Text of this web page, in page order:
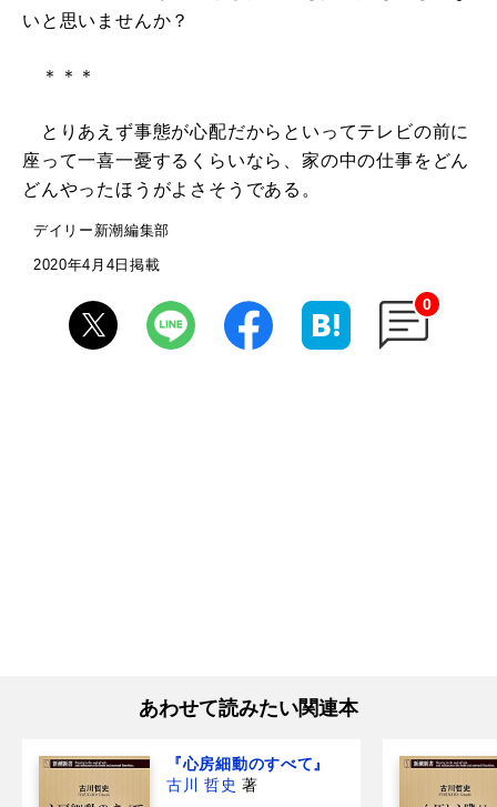
いと思いませんか？
＊＊＊
とりあえず事態が心配だからといってテレビの前に
座って一喜一憂するくらいなら、家の中の仕事をどん
どんやったほうがよさそうである。
デイリー新潮編集部
2020年4月4日掲載
0
あわせて読みたい関連本
『心房細動のすべて』
古川 哲史 著